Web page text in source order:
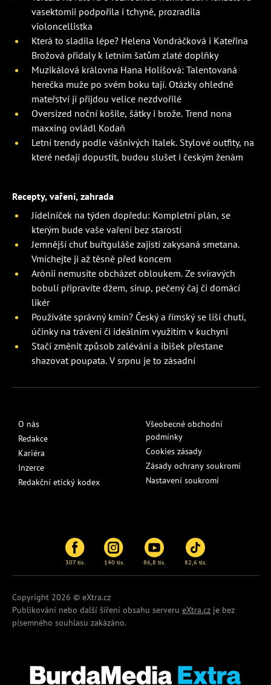
vasektomii podpořila i tchyně, prozradila
violoncellistka
Která to sladila lépe? Helena Vondráčková i Kateřina
Brožová přidaly k letním šatům zlaté doplňky
Muzikálová královna Hana Holišová: Talentovaná
herečka muže po svém boku tají. Otázky ohledně
mateřství jí přijdou velice nezdvořilé
Oversized noční košile, šátky i brože. Trend nona
maxxing ovládl Kodaň
Letní trendy podle vášnivých Italek. Stylové outfity, na
které nedají dopustit, budou slušet i českým ženám
Recepty, vaření, zahrada
Jídelníček na týden dopředu: Kompletní plán, se
kterým bude vaše vaření bez starostí
Jemnější chuť buřtguláše zajistí zakysaná smetana.
Vmíchejte ji až těsně před koncem
Arónii nemusíte obcházet obloukem. Ze svíravých
bobulí připravíte džem, sirup, pečený čaj či domácí
likér
Používáte správný kmín? Český a římský se liší chutí,
účinky na trávení či ideálním využitím v kuchyni
Stačí změnit způsob zalévání a ibišek přestane
shazovat poupata. V srpnu je to zásadní
O nás
Redakce
Kariéra
Inzerce
Redakční etický kodex
Všeobecné obchodní
podmínky
Cookies zásady
Zásady ochrany soukromí
Nastavení soukromí
307 tis. 140 tis. 86,8 tis. 82,6 tis.
Copyright 2026 © eXtra.cz
Publikování nebo další šíření obsahu serveru eXtra.cz je bez
písemného souhlasu zakázáno.